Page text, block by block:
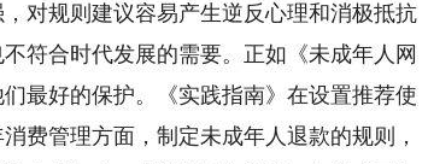
对规则建议容易产生逆反心理和消极抵抗
符合时代发展的需要。正如《未成年人网
最好的保护。《实践指南》在设置推荐使
费管理方面，制定未成年人退款的规则，